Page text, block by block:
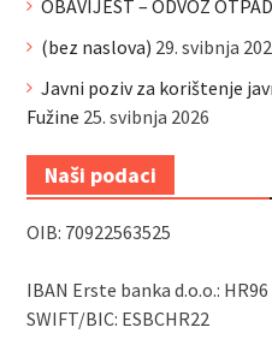
OBAVIJEST – ODVOZ
(bez naslova) 29. svibnja
Javni poziv za korištenje
Fužine 25. svibnja 2026
Naši podaci
OIB: 70922563525
IBAN Erste banka d.o.o.:
SWIFT/BIC: ESBCHR22